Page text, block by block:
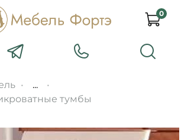
0
...
тумбы